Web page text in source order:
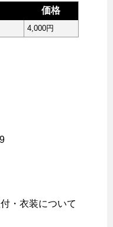
価格
4,000円
・衣装について